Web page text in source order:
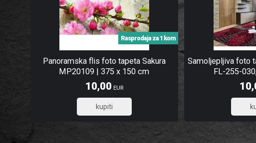
Panoramska flis foto tapeta Sakura
MP20109 | 375 x 150 cm
Rasprodaja za 1 kom
10,00 EUR
8,00
Samoljepljiva foto
FL-255-